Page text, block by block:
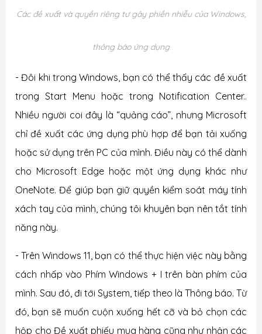
Các đề xuất và quyền riêng tư gây phiền nhiễu của Windows,
thông báo ứng dụng
- Đôi khi trong Windows, bạn có thể thấy các đề xuất
trong Start Menu hoặc trong Notification Center..
Nhiều người coi đây là “quảng cáo”, nhưng Microsoft
chỉ đề xuất các ứng dụng phù hợp để bạn tải xuống
hoặc sử dụng trên PC của mình. Điều này có thể dành
cho Microsoft Edge hoặc một ứng dụng khác như
OneNote. Để giúp bạn giữ quyền kiểm soát máy tính
xách tay của mình, chúng tôi khuyên bạn nên tắt tính
năng này.
- Trên Windows 11, bạn có thể thực hiện việc này bằng
cách nhấp vào Phím Windows + I trên bàn phím của
mình. Sau đó, đi tới System, tiếp theo là Thông báo. Từ
đó, bạn sẽ muốn cuộn xuống hết cỡ và bỏ chọn các
hộp cho Đề xuất phiếu mua hàng cũng như nhận các